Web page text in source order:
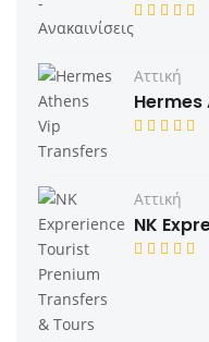
Αττική
Αττική